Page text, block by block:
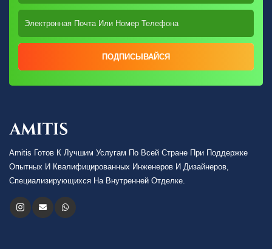
ПОДПИСЫВАЙСЯ
Amitis Готов К Лучшим Услугам По Всей Стране При Поддержке
Опытных И Квалифицированных Инженеров И Дизайнеров,
Специализирующихся На Внутренней Отделке.